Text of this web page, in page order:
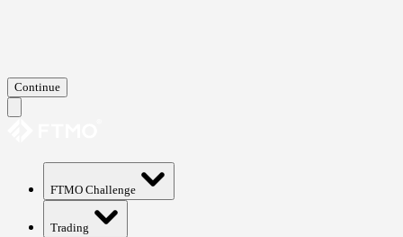
Continue
FTMO Challenge
Trading